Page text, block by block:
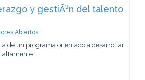
y gestiÃ³n del talento
Abiertos
de un programa orientado a desarrollar